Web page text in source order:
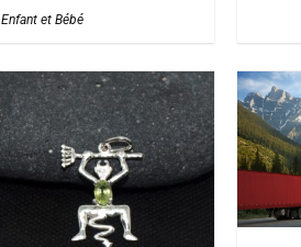
Enfant et Bébé